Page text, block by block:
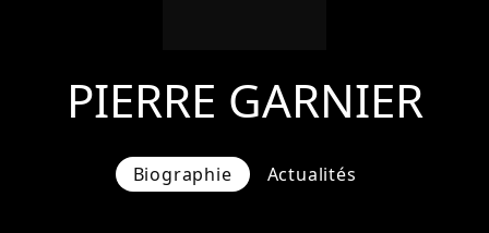
PIERRE GARNIER
Biographie Actualités